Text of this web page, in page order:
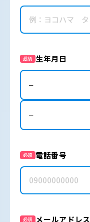
必須 生年月日
必須 電話番号
必須 メールアドレス